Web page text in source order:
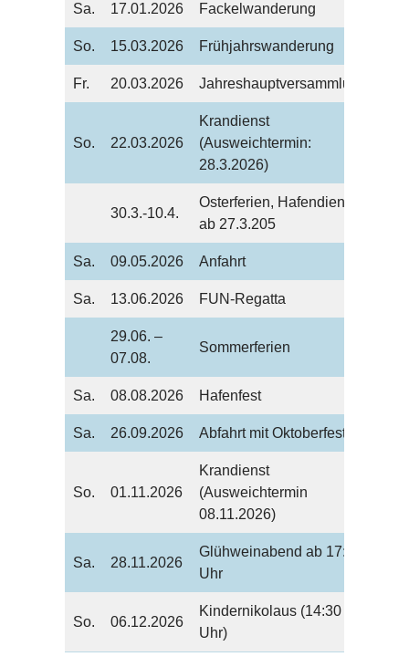
Sa. 17.01.2026 Fackelwanderung
So. 15.03.2026 Frühjahrswanderung
Fr. 20.03.2026 Jahreshauptversammlung
So. 22.03.2026
Krandienst
(Ausweichtermin:
28.3.2026)
30.3.-10.4.
Osterferien, Hafendienst
ab 27.3.205
Sa. 09.05.2026 Anfahrt
Sa. 13.06.2026 FUN-Regatta
29.06. –
07.08.
Sommerferien
Sa. 08.08.2026 Hafenfest
Sa. 26.09.2026 Abfahrt mit Oktoberfest
So. 01.11.2026
Krandienst
(Ausweichtermin
08.11.2026)
Sa. 28.11.2026
Glühweinabend ab 17:00
Uhr
So. 06.12.2026
Kindernikolaus (14:30
Uhr)